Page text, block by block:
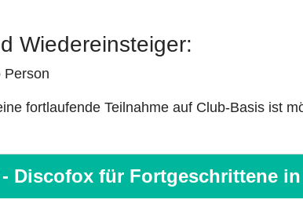
Wiedereinsteiger:
Person
fortlaufende Teilnahme auf Club-Basis ist
Discofox für Fortgeschrittene